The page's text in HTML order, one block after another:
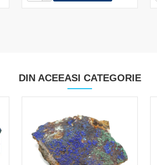
DIN ACEEASI CATEGORIE